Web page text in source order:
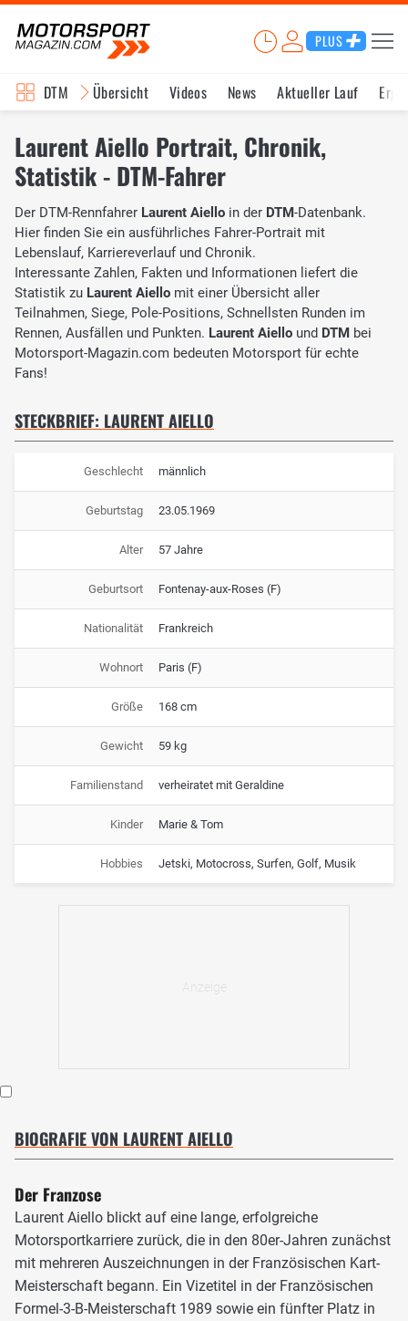
PLUS
DTM Übersicht Videos News Aktueller Lauf
Laurent Aiello Portrait, Chronik,
Statistik - DTM-Fahrer
Der DTM-Rennfahrer Laurent Aiello in der DTM-Datenbank.
Hier finden Sie ein ausführliches Fahrer-Portrait mit
Lebenslauf, Karriereverlauf und Chronik.
Interessante Zahlen, Fakten und Informationen liefert die
Statistik zu Laurent Aiello mit einer Übersicht aller
Teilnahmen, Siege, Pole-Positions, Schnellsten Runden im
Rennen, Ausfällen und Punkten. Laurent Aiello und DTM bei
Motorsport-Magazin.com bedeuten Motorsport für echte
Fans!
STECKBRIEF: LAURENT AIELLO
Geschlecht männlich
Geburtstag 23.05.1969
Alter 57 Jahre
Geburtsort Fontenay-aux-Roses (F)
Nationalität Frankreich
Wohnort Paris (F)
Größe 168 cm
Gewicht 59 kg
Familienstand verheiratet mit Geraldine
Kinder Marie & Tom
Hobbies Jetski, Motocross, Surfen, Golf, Musik
BIOGRAFIE VON LAURENT AIELLO
Der Franzose
Laurent Aiello blickt auf eine lange, erfolgreiche
Motorsportkarriere zurück, die in den 80er-Jahren zunächst
mit mehreren Auszeichnungen in der Französischen Kart-
Meisterschaft begann. Ein Vizetitel in der Französischen
Formel-3-B-Meisterschaft 1989 sowie ein fünfter Platz in